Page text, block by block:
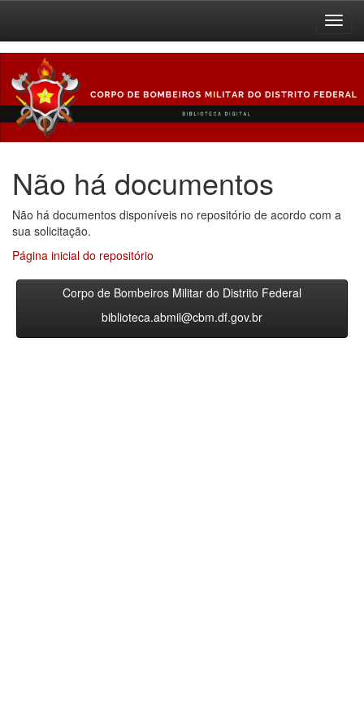
navigation
Não há documentos
Não há documentos disponíveis no repositório de acordo com a
sua solicitação.
Página inicial do repositório
Corpo de Bombeiros Militar do Distrito Federal
biblioteca.abmil@cbm.df.gov.br